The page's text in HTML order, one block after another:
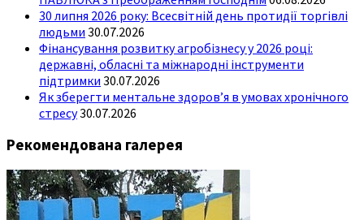
30 липня 2026 року: Всесвітній день протидії торгівлі
людьми 30.07.2026
Фінансування розвитку агробізнесу у 2026 році:
державні, обласні та міжнародні інструменти
підтримки 30.07.2026
Як зберегти ментальне здоров’я в умовах хронічного
стресу30.07.2026
Рекомендована галерея